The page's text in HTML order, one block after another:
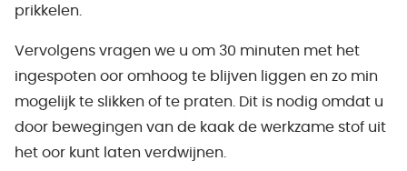
prikkelen.
Vervolgens vragen we u om 30 minuten met het
ingespoten oor omhoog te blijven liggen en zo min
mogelijk te slikken of te praten. Dit is nodig omdat u
door bewegingen van de kaak de werkzame stof uit
het oor kunt laten verdwijnen.